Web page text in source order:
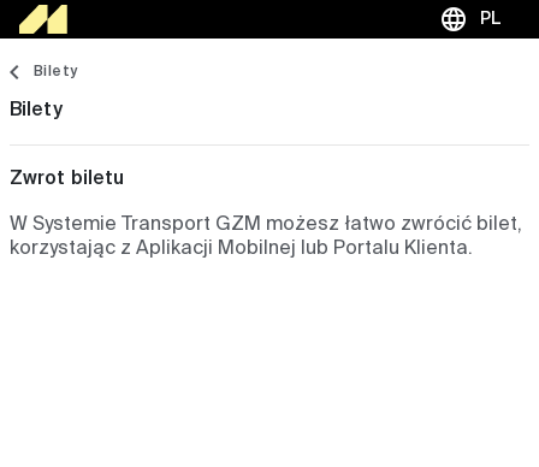
language PL
Bilety
Bilety
Zwrot biletu
W Systemie Transport GZM możesz łatwo zwrócić bilet,
korzystając z Aplikacji Mobilnej lub Portalu Klienta.